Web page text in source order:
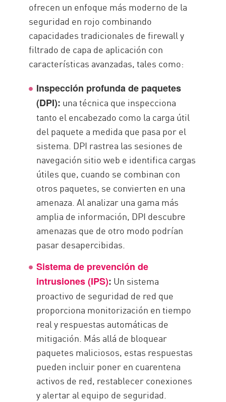
ofrecen un enfoque más moderno de la
seguridad en rojo combinando
capacidades tradicionales de firewall y
filtrado de capa de aplicación con
características avanzadas, tales como:
Inspección profunda de paquetes
(DPI): una técnica que inspecciona
tanto el encabezado como la carga útil
del paquete a medida que pasa por el
sistema. DPI rastrea las sesiones de
navegación sitio web e identifica cargas
útiles que, cuando se combinan con
otros paquetes, se convierten en una
amenaza. Al analizar una gama más
amplia de información, DPI descubre
amenazas que de otro modo podrían
pasar desapercibidas.
Sistema de prevención de
intrusiones (IPS): Un sistema
proactivo de seguridad de red que
proporciona monitorización en tiempo
real y respuestas automáticas de
mitigación. Más allá de bloquear
paquetes maliciosos, estas respuestas
pueden incluir poner en cuarentena
activos de red, restablecer conexiones
y alertar al equipo de seguridad.